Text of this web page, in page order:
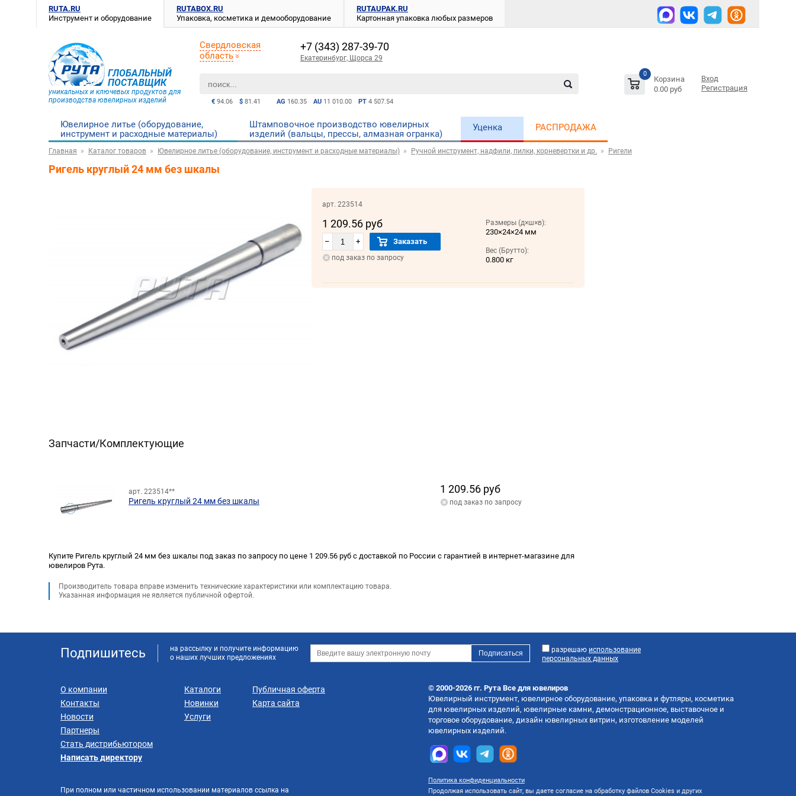
RUTA.RU
Инструмент и оборудование
RUTABOX.RU
Упаковка, косметика и демооборудование
RUTAUPAK.RU
Картонная упаковка любых размеров
ГЛОБАЛЬНЫЙ
ПОСТАВЩИК
уникальных и ключевых продуктов для
производства ювелирных изделий
AG 160.35 AU 11 010.00 PT 4 507.54
€ 94.06 $ 81.41
0
Корзина
0.00 руб
Вход
Регистрация
Свердловская
область
+7 (343) 287-39-70
Екатеринбург, Щорса 29
Ювелирное литье (оборудование,
инструмент и расходные материалы)
Штамповочное производство ювелирных
изделий (вальцы, прессы, алмазная огранка)
Уценка РАСПРОДАЖА
Главная Каталог товаров Ювелирное литье (оборудование, инструмент и расходные материалы) Ручной инструмент, надфили, пилки, корневертки и др. Ригели
Ригель круглый 24 мм без шкалы
арт. 223514
1 209.56 руб
– + Заказать
под заказ по запросу
Размеры (д×ш×в):
230×24×24 мм
Вес (Брутто):
0.800 кг
Запчасти/Комплектующие
арт. 223514**
Ригель круглый 24 мм без шкалы
1 209.56 руб
под заказ по запросу
Купите Ригель круглый 24 мм без шкалы под заказ по запросу по цене 1 209.56 руб с доставкой по России с гарантией в интернет-магазине для
ювелиров Рута.
Производитель товара вправе изменить технические характеристики или комплектацию товара.
Указанная информация не является публичной офертой.
Подпишитесь
на рассылку и получите информацию
о наших лучших предложениях
разрешаю использование
персональных данных
О компании
Контакты
Новости
Партнеры
Стать дистрибьютором
Каталоги
Новинки
Услуги
Публичная оферта
Карта сайта
Написать директору
© 2000-2026 гг. Рута Все для ювелиров
Ювелирный инструмент, ювелирное оборудование, упаковка и футляры, косметика
для ювелирных изделий, ювелирные камни, демонстрационное, выставочное и
торговое оборудование, дизайн ювелирных витрин, изготовление моделей
ювелирных изделий.
При полном или частичном использовании материалов ссылка на
Политика конфиденциальности
Продолжая использовать сайт, вы даете согласие на обработку файлов Cookies и других